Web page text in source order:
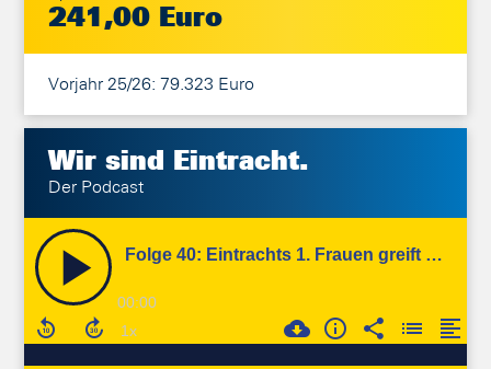
241,00 Euro
Vorjahr 25/26: 79.323 Euro
Wir sind Eintracht.
Der Podcast